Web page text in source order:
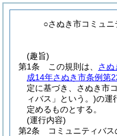
○さぬき市コミュニ
(趣旨)
第1条
この規則は、 さぬ
成14年さぬき市条例第
定に基づき、さぬき市
ィバス」という。)の運
定めるものとする。
(運行内容)
第2条
コミュニティバ